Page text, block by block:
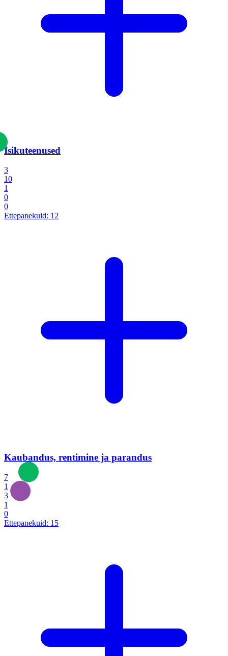
Isikuteenused
3
10
1
0
0
Ettepanekuid: 12
Kaubandus, rentimine ja parandus
7
1
3
1
0
Ettepanekuid: 15